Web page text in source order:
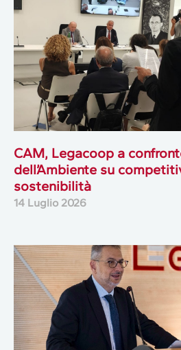
CAM, Legacoop a
dell’Ambiente su
sostenibilità
14 Luglio 2026